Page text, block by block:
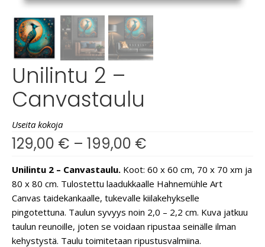
Unilintu 2 –
Canvastaulu
Useita kokoja
129,00 € – 199,00 €
Unilintu 2 – Canvastaulu. Koot: 60 x 60 cm, 70 x 70 xm ja
80 x 80 cm. Tulostettu laadukkaalle Hahnemühle Art
Canvas taidekankaalle, tukevalle kiilakehykselle
pingotettuna. Taulun syvyys noin 2,0 – 2,2 cm. Kuva jatkuu
taulun reunoille, joten se voidaan ripustaa seinälle ilman
kehystystä. Taulu toimitetaan ripustusvalmiina.